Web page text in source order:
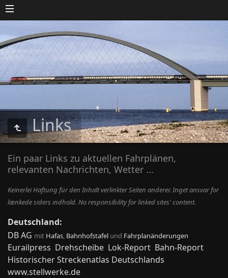
Links
Ein paar Links zu aktuellen Fahrplänen,
relevanten Nachrichten, Wetter ...
Keinerlei Haftung für den Inhalt verlinkter Seiten anderer. Inget ansvar for
lænkede siders indhold. No responsibility for linked sites' content.
Deutschland:
DB AG mit Hafas, Bahnhofstafel und Fahrplanänderungen
Eurailpress Drehscheibe Lok-Report Bahn-Report
Historischer Streckenatlas Deutschlands
www.stellwerke.de